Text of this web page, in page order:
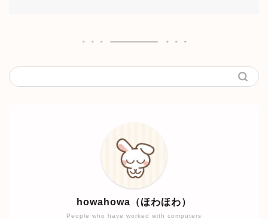
People who have worked with computers
howahowa（ほわほわ）